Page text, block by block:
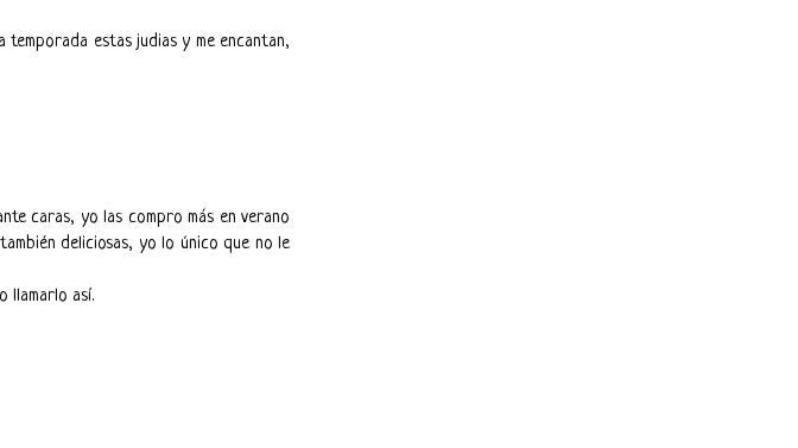
estas judias y me encantan,
caras, yo las compro más en verano
deliciosas, yo lo único que no le
llamarlo así.